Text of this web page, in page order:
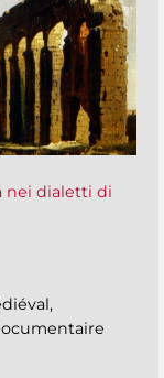
nei dialetti di